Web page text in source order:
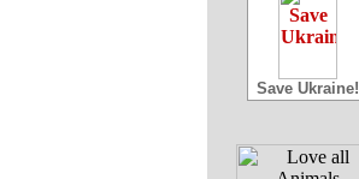
Save Ukraine!